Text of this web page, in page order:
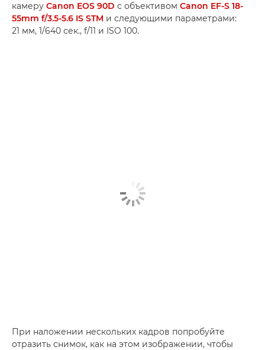
камеру Canon EOS 90D с объективом Canon EF-S 18-
55mm f/3.5-5.6 IS STM и следующими параметрами:
21 мм, 1/640 сек., f/11 и ISO 100.
При наложении нескольких кадров попробуйте
отразить снимок, как на этом изображении, чтобы